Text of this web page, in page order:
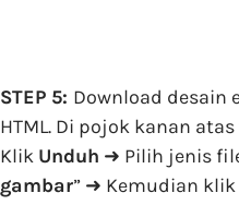
STEP 5: Download desain
HTML. Di pojok kanan
Klik Unduh ➜ Pilih jenis
gambar” ➜ Kemudian